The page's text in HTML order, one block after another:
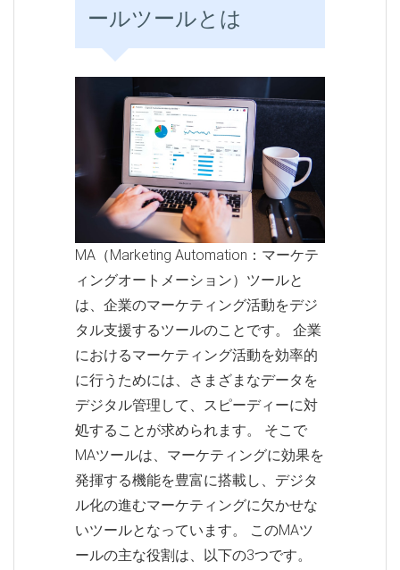
ールツールとは
MA（Marketing Automation：マーケテ
ィングオートメーション）ツールと
は、企業のマーケティング活動をデジ
タル支援するツールのことです。 企業
におけるマーケティング活動を効率的
に行うためには、さまざまなデータを
デジタル管理して、スピーディーに対
処することが求められます。 そこで
MAツールは、マーケティングに効果を
発揮する機能を豊富に搭載し、デジタ
ル化の進むマーケティングに欠かせな
いツールとなっています。 このMAツ
ールの主な役割は、以下の3つです。